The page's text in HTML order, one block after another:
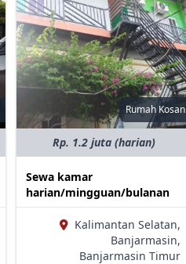
Rumah Kosan
Rp. 1.2 juta (harian)
Sewa kamar
harian/mingguan/bulanan
Kalimantan Selatan,
Banjarmasin,
Banjarmasin Timur